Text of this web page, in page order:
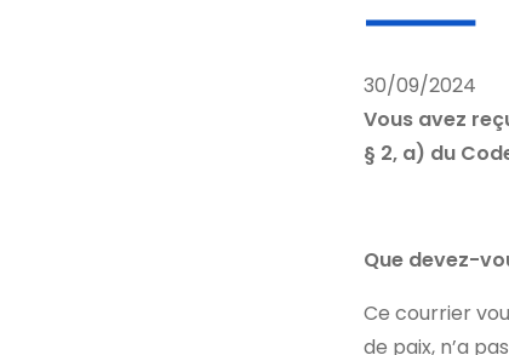
30/09/2024
Vous avez
§ 2, a) du
Que devez-
Ce courrier
de paix, n’a